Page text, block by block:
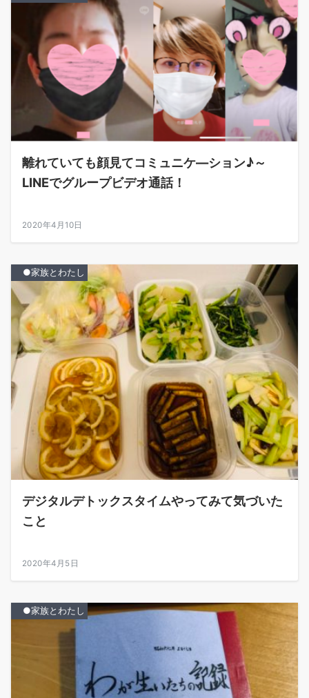
離れていても顔見てコミュニケ―ション♪～
LINEでグループビデオ通話！
2020年4月10日
●家族とわたし
デジタルデトックスタイムやってみて気づいた
こと
2020年4月5日
●家族とわたし